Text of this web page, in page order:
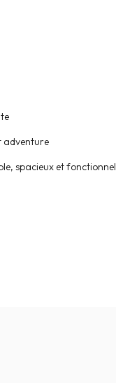
adventure
spacieux et fonctionnel